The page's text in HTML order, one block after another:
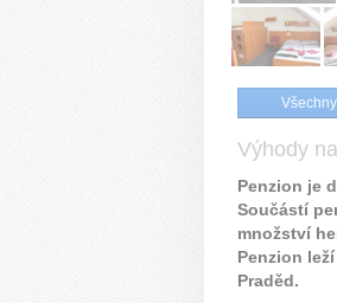
Výhody
Penzion je
Součástí
množství
Penzion
Praděd.